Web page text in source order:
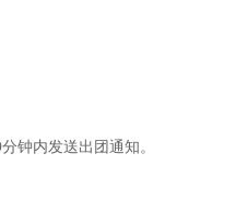
钟内发送出团通知。